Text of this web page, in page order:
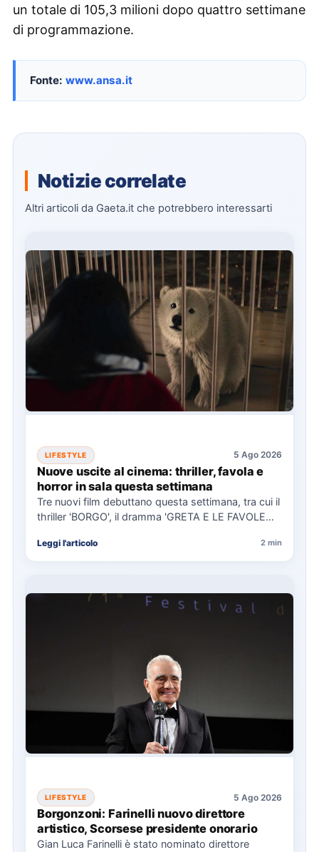
un totale di 105,3 milioni dopo quattro settimane
di programmazione.
Fonte: www.ansa.it
Notizie correlate
Altri articoli da Gaeta.it che potrebbero interessarti
LIFESTYLE 5 Ago 2026
Nuove uscite al cinema: thriller, favola e
horror in sala questa settimana
Tre nuovi film debuttano questa settimana, tra cui il
thriller 'BORGO', il dramma 'GRETA E LE FAVOLE
Leggi l'articolo 2 min
LIFESTYLE 5 Ago 2026
Borgonzoni: Farinelli nuovo direttore
artistico, Scorsese presidente onorario
Gian Luca Farinelli è stato nominato direttore